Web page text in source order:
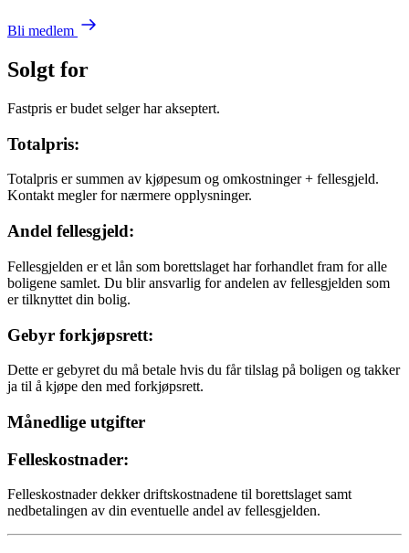
Bli medlem
Solgt for
Fastpris er budet selger har akseptert.
Totalpris:
Totalpris er summen av kjøpesum og omkostninger + fellesgjeld.
Kontakt megler for nærmere opplysninger.
Andel fellesgjeld:
Fellesgjelden er et lån som borettslaget har forhandlet fram for alle
boligene samlet. Du blir ansvarlig for andelen av fellesgjelden som
er tilknyttet din bolig.
Gebyr forkjøpsrett:
Dette er gebyret du må betale hvis du får tilslag på boligen og takker
ja til å kjøpe den med forkjøpsrett.
Månedlige utgifter
Felleskostnader:
Felleskostnader dekker driftskostnadene til borettslaget samt
nedbetalingen av din eventuelle andel av fellesgjelden.